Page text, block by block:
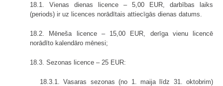
18.1. Vienas dienas licence – 5,00 EUR, darbības laiks
(periods) ir uz licences norādītais attiecīgās dienas datums.
18.2. Mēneša licence – 15,00 EUR, derīga vienu licencē
norādīto kalendāro mēnesi;
18.3. Sezonas licence – 25 EUR:
18.3.1. Vasaras sezonas (no 1. maija līdz 31. oktobrim)